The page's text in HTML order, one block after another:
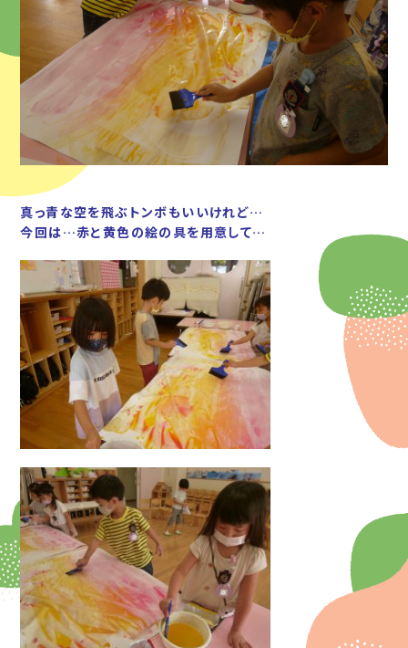
真っ青な空を飛ぶトンボもいいけれど…
今回は…赤と黄色の絵の具を用意して…